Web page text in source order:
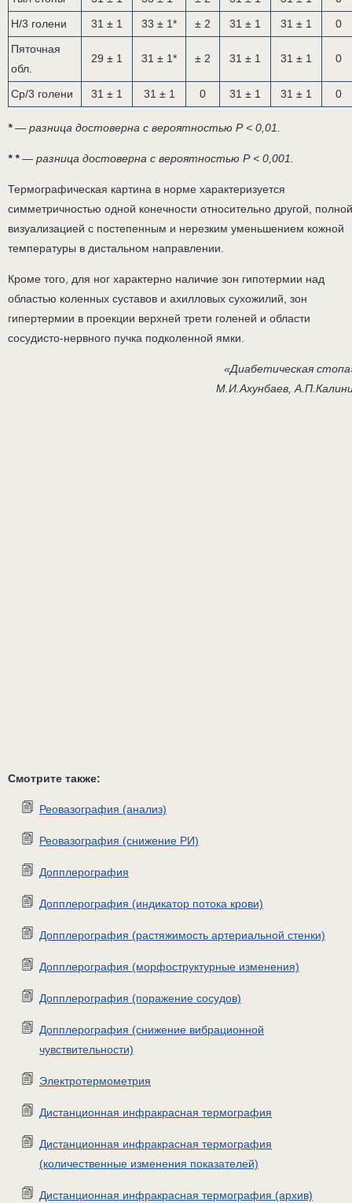
Н/3 голени
31 ± 1 33 ± 1* ± 2 31 ± 1 31 ± 1
0
Пяточная
обл.
29 ± 1 31 ± 1* ± 2 31 ± 1 31 ± 1 0
Ср/3 голени 31 ± 1 31 ± 1 0 31 ± 1 31 ± 1 0
*— разница достоверна с вероятностью Р < 0,01.
* *— разница достоверна с вероятностью Р < 0,001.
Термографическая картина в норме характеризуется
симметричностью одной конечности относительно другой, полной
визуализацией с постепенным и нерезким уменьшением кожной
температуры в дистальном направлении.
Кроме того, для ног характерно наличие зон гипотермии над
областью коленных суставов и ахилловых сухожилий, зон
гипертермии в проекции верхней трети голеней и области
сосудисто-нервного пучка подколенной ямки.
«Диабетическая
М.И.Ахунбаев,
Смотрите также:
Реовазография (анализ)
Реовазография (снижение РИ)
Допплерография
Допплерография (индикатор потока крови)
Допплерография (растяжимость артериальной стенки)
Допплерография (морфоструктурные изменения)
Допплерография (поражение сосудов)
Допплерография (снижение вибрационной
чувствительности)
Электротермометрия
Дистанционная инфракрасная термография
Дистанционная инфракрасная термография
(количественные изменения показателей)
Дистанционная инфракрасная термография (архив)